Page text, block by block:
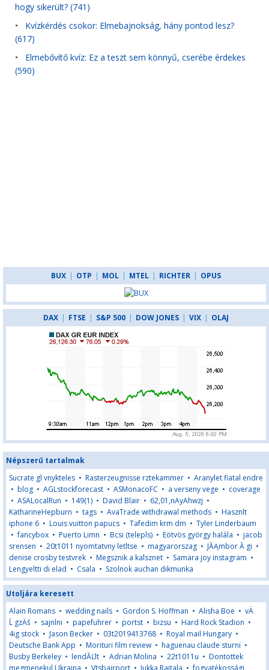
hogy sikerült? (741)
• Kvízkérdés csokor: Elmebajnokság, hány pontod lesz?
(617)
• Elmebővítő kvíz: Ez a teszt sem könnyű, cserébe érdekes
(590)
BUX | OTP | MOL | MTEL | RICHTER | OPUS
DAX | FTSE | S&P 500 | DOW JONES | VIX | OLAJ
Népszerű tartalmak
Sucrate gl vnykteles • Rasterzeugnisse rztekammer • Aranylet fiatal endre
• blog • AGLstockforecast • ASMonacoFC • a verseny vege • coverage
• ASALocalRun • 149(1) • David Blair • 62,01,nAyAhwzj •
KatharineHepburn • tags • AvaTrade withdrawal methods • Hasznlt
iphone 6 • Louis vuitton papucs • Tafedim krm dm • Tyler Linderbaum
•fancybox • Puerto Limn • Bcsi (telepls) • Eötvös györgy halála • jacob
srensen • 20t1011 nyomtatvny letltse • magyarorszag • JĂĄmbor Ă gi •
denise crosby testvrek • Megsznik a kalsznet • Samara joy instagram •
Lengyeltti di elad • Csala • Szolnok auchan dikmunka
Utoljára keresett
Alain Romans • wedding nails • Gordon S. Hoffman • Alisha Boe • vÄ
Ĺ gzÄš • sajnlni • papefuhrer • portst • bizsu • Hard Rock Stadion •
4ig stock • Jason Becker • 03t2019413768 • Royal mail Hungary •
Deutsche Bank App • Morituri film review • haguenau claude sturni •
Busby Berkeley • lendĂĽlt • Adrian Molina • 22t1011u • Dontottek
megmenekul Ukrajna • Vtsbairport • Jukka Raitala •fogyatékossági